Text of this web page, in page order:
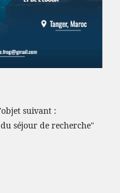
suivant :
séjour de recherche"